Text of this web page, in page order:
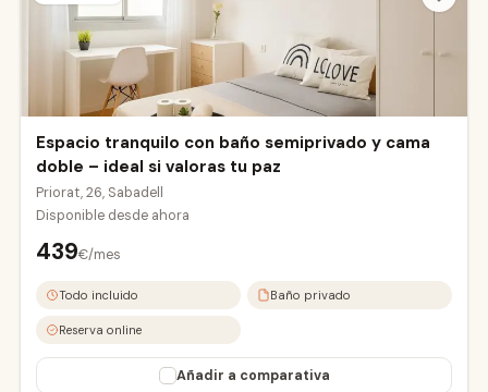
Espacio tranquilo con baño semiprivado y cama
doble – ideal si valoras tu paz
Priorat, 26, Sabadell
Disponible desde ahora
439€/mes
Todo incluido Baño privado
Reserva online
Añadir a comparativa